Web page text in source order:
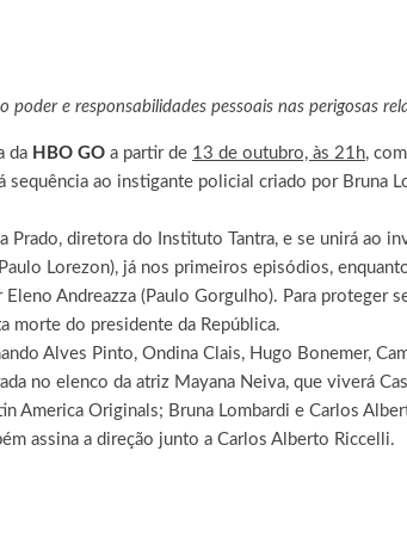
e responsabilidades pessoais nas perigosas
da HBO GO a partir de 13 de outubro, às 21h,
ao instigante policial criado por Bruna
Prado, diretora do Instituto Tantra, e se unirá ao
Lorezon), já nos primeiros episódios,
Andreazza (Paulo Gorgulho). Para proteger
morte do presidente da República.
Alves Pinto, Ondina Clais, Hugo Bonemer,
no elenco da atriz Mayana Neiva, que viverá
America Originals; Bruna Lombardi e Carlos
assina a direção junto a Carlos Alberto Riccelli.